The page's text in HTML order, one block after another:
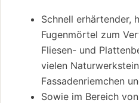
Schnell erhärtender,
Fugenmörtel zum
Fliesen- und
vielen
Fassadenriemchen
Sowie im Bereich